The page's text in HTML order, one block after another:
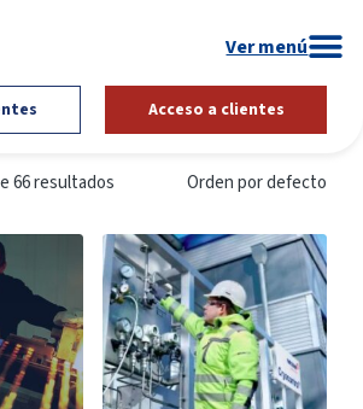
Acceso a clientes
66 resultados Orden por defecto